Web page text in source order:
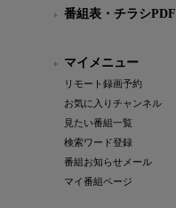
番組表・チラシPDF
マイメニュー
リモート録画予約
お気に入りチャンネル
見たい番組一覧
検索ワード登録
番組お知らせメール
マイ番組ページ